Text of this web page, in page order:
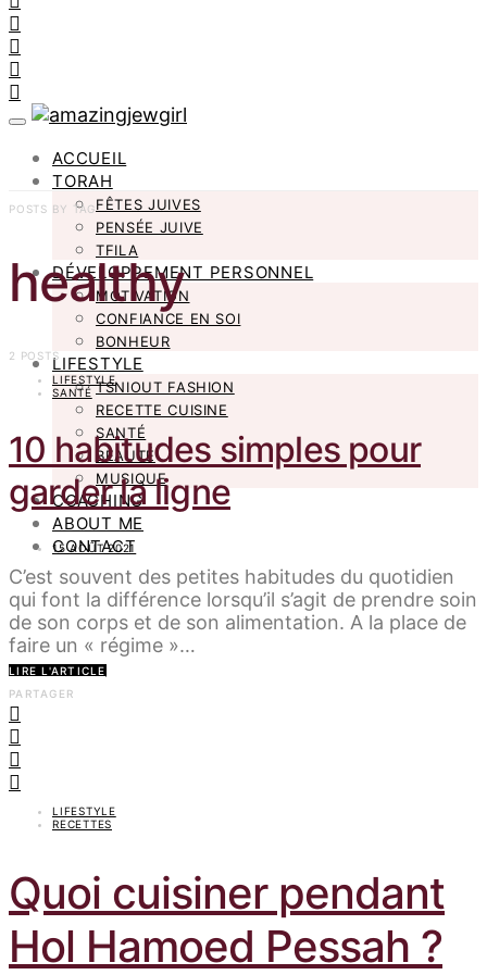
ACCUEIL
TORAH
FÊTES JUIVES
PENSÉE JUIVE
TFILA
DÉVELOPPEMENT PERSONNEL
MOTIVATION
CONFIANCE EN SOI
BONHEUR
LIFESTYLE
TSNIOUT FASHION
RECETTE CUISINE
SANTÉ
BEAUTÉ
MUSIQUE
COACHING
ABOUT ME
CONTACT
POSTS BY TAG
healthy
2 POSTS
LIFESTYLE
SANTÉ
10 habitudes simples pour
garder la ligne
15 AOÛT 2021
C’est souvent des petites habitudes du quotidien
qui font la différence lorsqu’il s’agit de prendre soin
de son corps et de son alimentation. A la place de
faire un « régime »…
LIRE L'ARTICLE
PARTAGER
LIFESTYLE
RECETTES
Quoi cuisiner pendant
Hol Hamoed Pessah ?